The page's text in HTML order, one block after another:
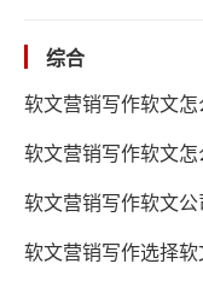
综合
软文营销写作软文
软文营销写作软文
软文营销写作软文
软文营销写作选择